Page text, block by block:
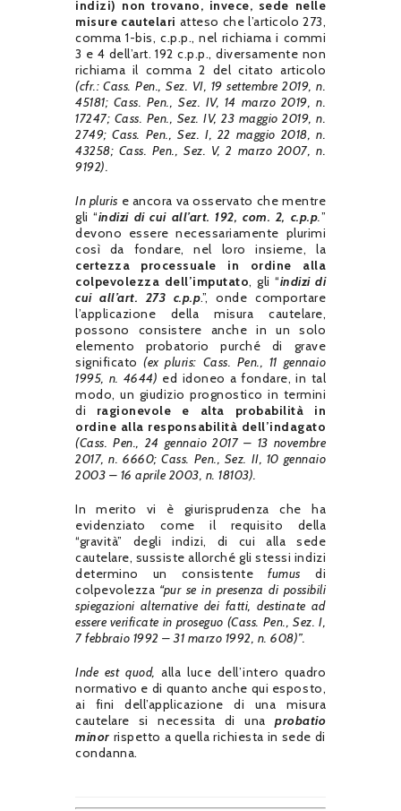
indizi) non trovano, invece, sede nelle
misure cautelari atteso che l’articolo 273,
comma 1-bis, c.p.p., nel richiama i commi
3 e 4 dell’art. 192 c.p.p., diversamente non
richiama il comma 2 del citato articolo
(cfr.: Cass. Pen., Sez. VI, 19 settembre 2019, n.
45181; Cass. Pen., Sez. IV, 14 marzo 2019, n.
17247; Cass. Pen., Sez. IV, 23 maggio 2019, n.
2749; Cass. Pen., Sez. I, 22 maggio 2018, n.
43258; Cass. Pen., Sez. V, 2 marzo 2007, n.
9192).
In pluris e ancora va osservato che mentre
gli “indizi di cui all’art. 192, com. 2, c.p.p.”
devono essere necessariamente plurimi
così da fondare, nel loro insieme, la
certezza
processuale in ordine alla
colpevolezza dell’imputato, gli “indizi di
cui all’art. 273 c.p.p.”, onde comportare
l’applicazione della misura cautelare,
possono consistere anche in un solo
elemento probatorio purché di grave
significato(ex pluris: Cass. Pen., 11 gennaio
1995, n. 4644) ed idoneo a fondare, in tal
modo, un giudizio prognostico in termini
di ragionevole e alta probabilità in
ordine alla responsabilità dell’indagato
(Cass. Pen., 24 gennaio 2017 – 13 novembre
2017, n. 6660; Cass. Pen., Sez. II, 10 gennaio
2003 – 16 aprile 2003, n. 18103).
In merito vi è giurisprudenza che ha
evidenziato come il requisito della
“gravità” degli indizi, di cui alla sede
cautelare, sussiste allorché gli stessi indizi
determino un consistentefumus di
colpevolezza “pur se in presenza di possibili
spiegazioni alternative dei fatti, destinate ad
essere verificate in proseguo (Cass. Pen., Sez. I,
7 febbraio 1992 – 31 marzo 1992, n. 608)”.
Inde est quod,alla luce dell’intero quadro
normativo e di quanto anche qui esposto,
ai fini dell’applicazione di una misura
cautelare si necessita di una probatio
minor rispetto a quella richiesta in sede di
condanna.